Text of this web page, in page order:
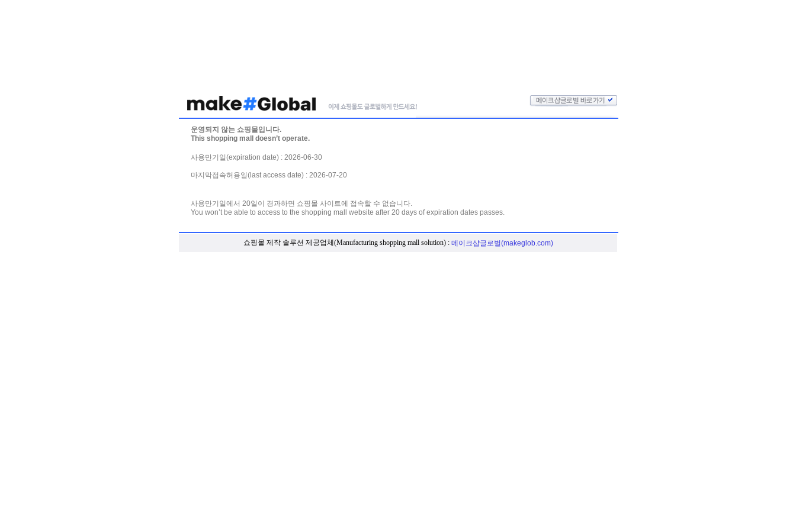
운영되지 않는 쇼핑몰입니다.
This shopping mall doesn’t operate.
사용만기일(expiration date) : 2026-06-30
마지막접속허용일(last access date) : 2026-07-20
사용만기일에서 20일이 경과하면 쇼핑몰 사이트에 접속할 수 없습니다.
You won’t be able to access to the shopping mall website after 20 days of expiration dates passes.
쇼핑몰 제작 솔루션 제공업체(Manufacturing shopping mall solution) : 메이크샵글로벌(makeglob.com)